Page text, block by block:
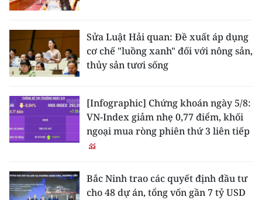
Đồng bằng sông Cửu Long
Chuyên trang Hà Nội
Chuyên trang TP. Hồ Chí Minh
CÁC CHUYÊN TRANG
THỜI NAY
Sửa Luật Hải quan: Đề xuất áp dụng
cơ chế "luồng xanh" đối với nông sản,
thủy sản tươi sống
[Infographic] Chứng khoán ngày 5/8:
VN-Index giảm nhẹ 0,77 điểm, khối
ngoại mua ròng phiên thứ 3 liên tiếp
Bắc Ninh trao các quyết định đầu tư
cho 48 dự án, tổng vốn gần 7 tỷ USD